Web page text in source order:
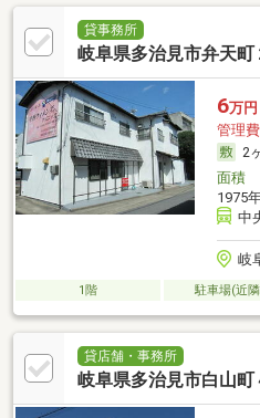
貸事務所
岐阜県多治見市弁天町
6万円
管理
2
面積
1975
中
岐
1階 駐車場(近
貸店舗・事務所
岐阜県多治見市白山町